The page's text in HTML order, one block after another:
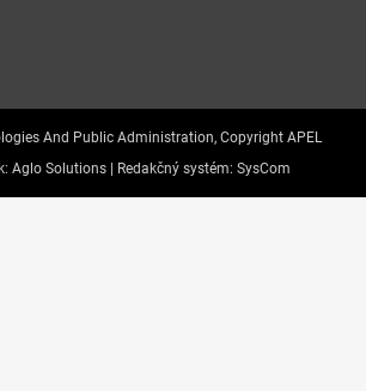
And Public Administration, Copyright APEL
Aglo Solutions | Redakčný systém: SysCom